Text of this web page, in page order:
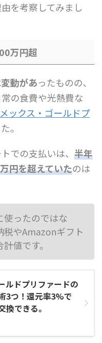
を考察してみまし
万円超
動があったものの、
の食費や光熱費な
ックス・ゴールドプ
。
での支払いは、 半年
円を超えていたのは
使ったのではな
税やAmazonギフト
値です。
ルドプリファードの
3つ！還元率3%で
換できる。